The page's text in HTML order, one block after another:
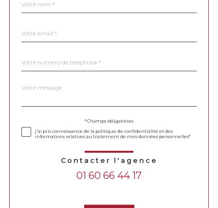
par
*
*
*
Fieldset
Message
*
* Champs obligatoires
j'ai pris connaissance de la politique de confidentialité et des
informations relatives au traitement de mes données personnelles*
Contacter l'agence
01 60 66 44 17